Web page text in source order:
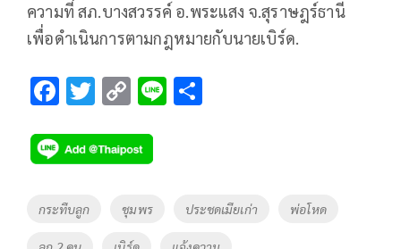
ความที่ สภ.บางสวรรค์ อ.พระแสง จ.สุราษฎร์ธานี
เพื่อดำเนินการตามกฎหมายกับนายเบิร์ด.
F
e
b
o
o
T
tt
er
C
p
y
Li
n
Li
Tags
กระทืบลูก ชุมพร ประชดเมียเก่า พ่อโหด